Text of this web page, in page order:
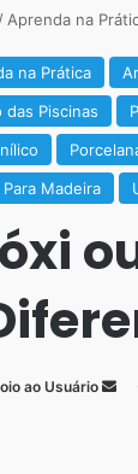
/ Aprenda na
na Prática
das Piscinas
Para Madeira
ao Usuário